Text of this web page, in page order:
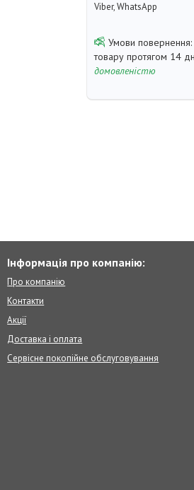
Viber, WhatsApp
товару протягом 14
домовленістю
Інформація про компанію:
Про компанію
Контакти
Акції
Доставка і оплата
Сервісне покопійне обслуговування